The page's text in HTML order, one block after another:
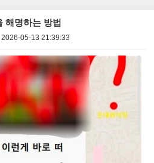
해명하는 방법
2026-05-13 21:39:33